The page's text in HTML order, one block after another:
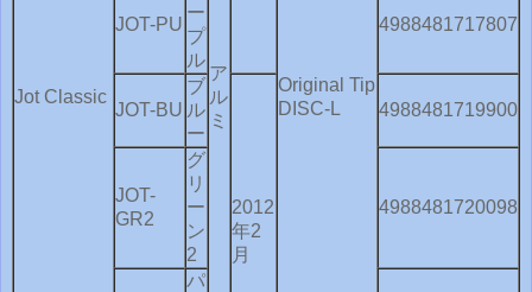
Jot Classic
ア
ル
ミ
Original Tip
DISC-L
JOT-PU
ー
プ
ル
4988481717807
JOT-BU
ブ
ル
ー
2012
年2
月
4988481719900
JOT-
GR2
グ
リ
ー
ン
2
4988481720098
パ